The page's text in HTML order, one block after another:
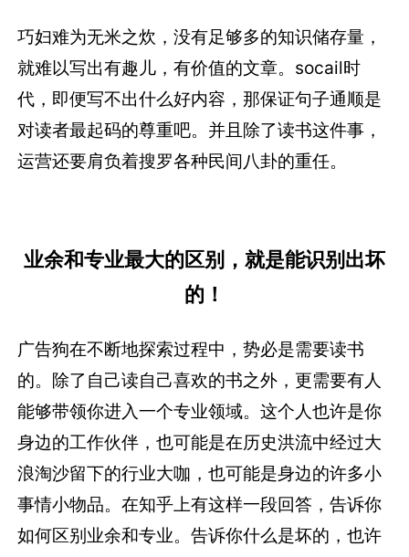
巧妇难为无米之炊，没有足够多的知识储存量，
就难以写出有趣儿，有价值的文章。socail时
代，即便写不出什么好内容，那保证句子通顺是
对读者最起码的尊重吧。并且除了读书这件事，
运营还要肩负着搜罗各种民间八卦的重任。
业余和专业最大的区别，就是能识别出坏
的！
广告狗在不断地探索过程中，势必是需要读书
的。除了自己读自己喜欢的书之外，更需要有人
能够带领你进入一个专业领域。这个人也许是你
身边的工作伙伴，也可能是在历史洪流中经过大
浪淘沙留下的行业大咖，也可能是身边的许多小
事情小物品。在知乎上有这样一段回答，告诉你
如何区别业余和专业。告诉你什么是坏的，也许